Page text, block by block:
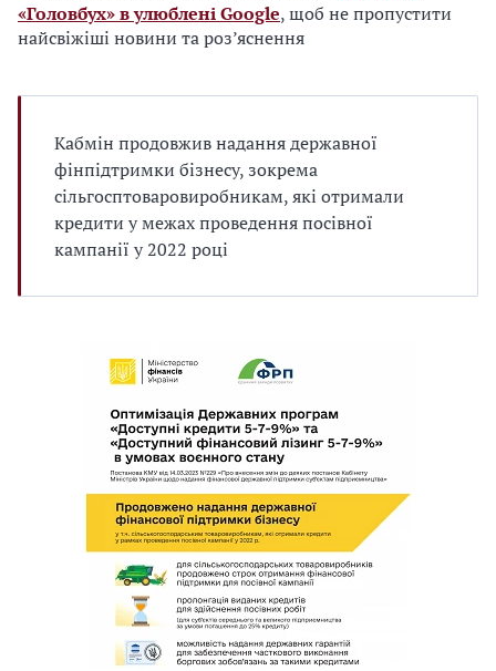
«Головбух» в улюблені Google, щоб не пропустити
найсвіжіші новини та роз’яснення
Кабмін продовжив надання державної
фінпідтримки бізнесу, зокрема
сільгосптоваровиробникам, які отримали
кредити у межах проведення посівної
кампанії у 2022 році